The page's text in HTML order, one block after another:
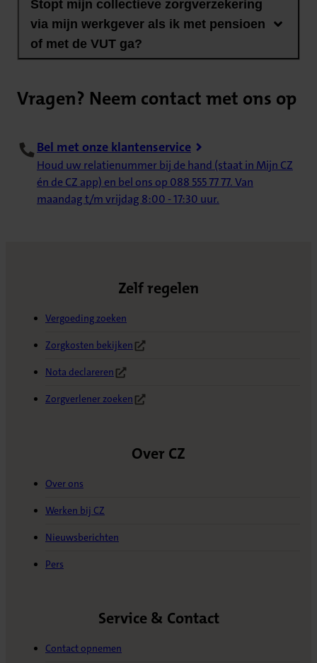
Stopt mijn collectieve zorgverzekering
via mijn werkgever als ik met pensioen
of met de VUT ga?
Vragen? Neem contact met ons op
Bel met onze klantenservice
Houd uw relatienummer bij de hand (staat in Mijn CZ
én de CZ app) en bel ons op 088 555 77 77. Van
maandag t/m vrijdag 8:00 - 17:30 uur.
Zelf regelen
Vergoeding zoeken
Zorgkosten bekijken
(Opent in nieuw tabblad)
Nota declareren
(Opent in nieuw tabblad)
Zorgverlener zoeken
(Opent in nieuw tabblad)
Over CZ
Over ons
Werken bij CZ
Nieuwsberichten
Pers
Service & Contact
Contact opnemen